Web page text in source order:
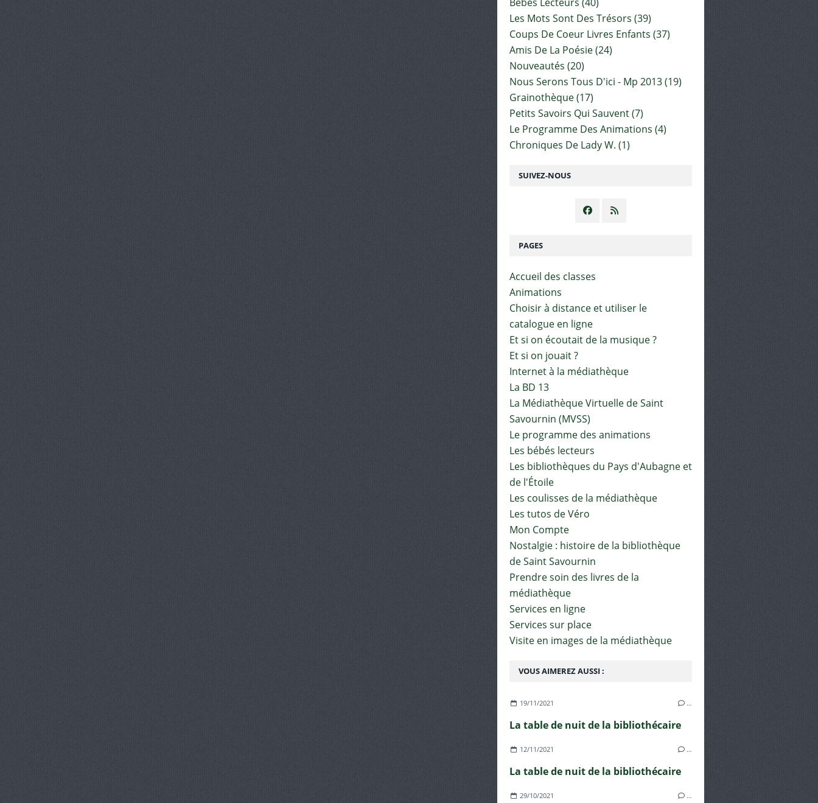
SUIVEZ-NOUS
VOUS AIMEREZ AUSSI :
19/11/2021 …
La table de nuit de la bibliothécaire
12/11/2021 …
La table de nuit de la bibliothécaire
29/10/2021 …
PAGES
Accueil des classes
Animations
Choisir à distance et utiliser le
catalogue en ligne
Et si on écoutait de la musique ?
Et si on jouait ?
Internet à la médiathèque
La BD 13
La Médiathèque Virtuelle de Saint
Savournin (MVSS)
Le programme des animations
Les bébés lecteurs
Les bibliothèques du Pays d'Aubagne et
de l'Étoile
Les coulisses de la médiathèque
Les tutos de Véro
Mon Compte
Nostalgie : histoire de la bibliothèque
de Saint Savournin
Prendre soin des livres de la
médiathèque
Services en ligne
Services sur place
Visite en images de la médiathèque
Les Mots Sont Des Trésors (39)
Coups De Coeur Livres Enfants (37)
Amis De La Poésie(24)
Nouveautés (20)
Nous Serons Tous D'ici - Mp 2013(19)
Grainothèque(17)
Petits Savoirs Qui Sauvent(7)
Le Programme Des Animations (4)
Chroniques De Lady W. (1)